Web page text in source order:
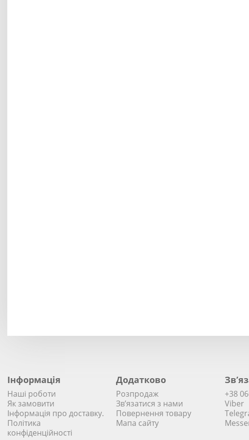
Інформація
Наші роботи
Як замовити
Інформація про доставку.
Політика
конфіденційності
Додатково
Розпродаж
Зв’язатися з нами
Повернення товару
Мапа сайту
+38
Viber